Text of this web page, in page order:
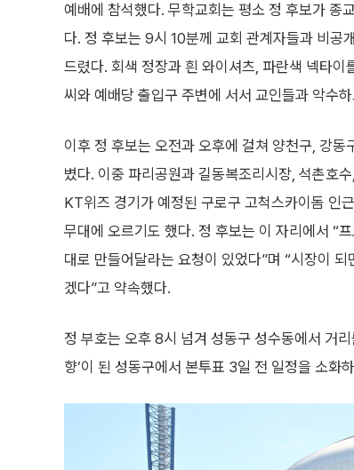
예배에 참석했다. 무학교회는 평소 정 후보가 종
다. 정 후보는 9시 10분께 교회 관계자들과 비공
드렸다. 회색 정장과 흰 와이셔츠, 파란색 넥타이
씨와 예배당 출입구 주변에 서서 교인들과 악수
이후 정 후보는 오전과 오후에 걸쳐 양천구, 강동
볐다. 이중 파리공원과 길동복조리시장, 석촌호
KT위즈 경기가 예정된 구로구 고척스카이돔 인
무대에 오르기도 했다. 정 후보는 이 자리에서 “
대로 만들어달라는 요청이 있었다”며 “시장이
겠다”고 약속했다.
정 부호는 오후 8시 넘겨 성동구 성수동에서 거
향’이 된 성동구에서 본투표 3일 전 일정을 소화